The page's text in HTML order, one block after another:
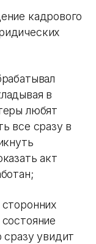
кадрового
в
любят
все сразу в
акт
сразу увидит